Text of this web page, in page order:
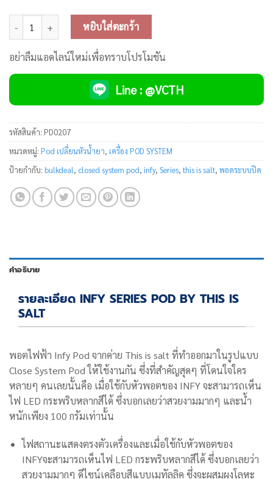
จำนวน INFY Series Pod By This Is Salt ชิ้น
หยิบใส่ตะกร้า
อย่าลืมแอดไลน์ใหม่เพื่อทราบโปรโมชัน
Line : @VCTH
รหัสสินค้า: PD0207
หมวดหมู่: Pod เปลี่ยนหัวน้ำยา, เครื่อง POD SYSTEM
ป้ายกำกับ: bulkdeal, closed system pod, infy, Series,this is salt, พอดระบบปิด
คำอธิบาย
รายละเอียด INFY SERIES POD BY THIS IS
SALT
พอตไฟฟ้า Infy Pod จากค่าย This is salt ที่ทำออกมาในรูปแบบ
Close System Pod ให้ใช้งานกัน ซึ่งที่สำคัญสุดๆ ที่โดนใจใคร
หลายๆ คนเลยนั้นคือ เมื่อใช้กับหัวพอตของ INFY จะสามารถเห็น
ไฟ LED กระพริบหลากสีได้ ซึ่งบอกเลยว่าสวยงามมากๆ และน้ำ
หนักเพียง 100 กรัมเท่านั้น
ไฟสถานะแสดงตรงตัวเครื่องและเมื่อใช้กับหัวพอตของ
INFYจะสามารถเห็นไฟ LED กระพริบหลากสีได้ ซึ่งบอกเลยว่า
สวยงามมากๆ ดีไซน์เคลือบสีแบบเมทัลลิค ซึ่งจะผสมผงโลหะ